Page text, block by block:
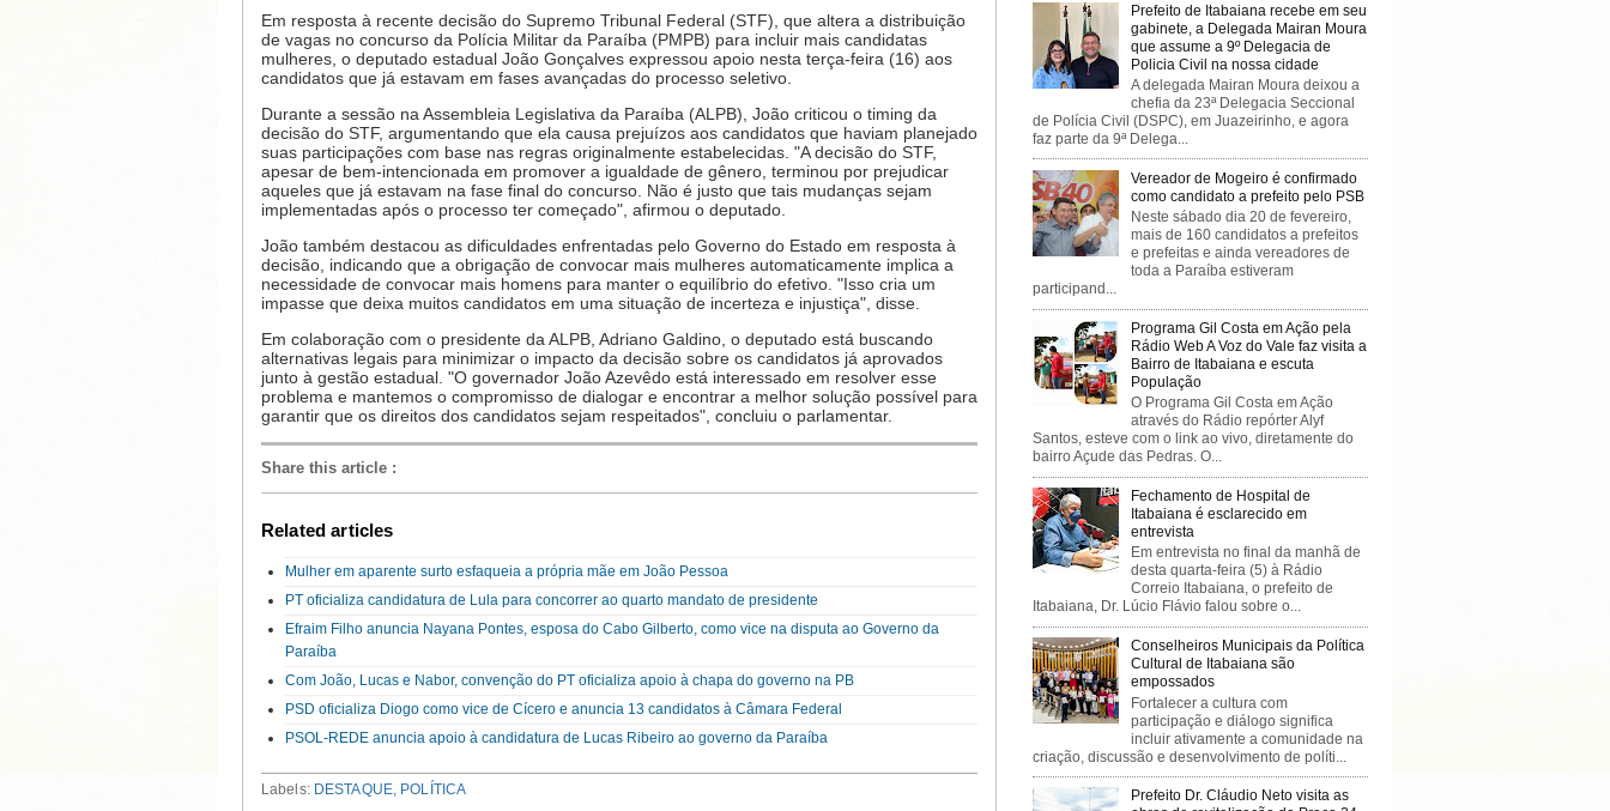
Em resposta à recente decisão do Supremo Tribunal Federal (STF), que altera a distribuição
de vagas no concurso da Polícia Militar da Paraíba (PMPB) para incluir mais candidatas
mulheres, o deputado estadual João Gonçalves expressou apoio nesta terça-feira (16) aos
candidatos que já estavam em fases avançadas do processo seletivo.
Durante a sessão na Assembleia Legislativa da Paraíba (ALPB), João criticou o timing da
decisão do STF, argumentando que ela causa prejuízos aos candidatos que haviam planejado
suas participações com base nas regras originalmente estabelecidas. "A decisão do STF,
apesar de bem-intencionada em promover a igualdade de gênero, terminou por prejudicar
aqueles que já estavam na fase final do concurso. Não é justo que tais mudanças sejam
implementadas após o processo ter começado", afirmou o deputado.
João também destacou as dificuldades enfrentadas pelo Governo do Estado em resposta à
decisão, indicando que a obrigação de convocar mais mulheres automaticamente implica a
necessidade de convocar mais homens para manter o equilíbrio do efetivo. "Isso cria um
impasse que deixa muitos candidatos em uma situação de incerteza e injustiça", disse.
Em colaboração com o presidente da ALPB, Adriano Galdino, o deputado está buscando
alternativas legais para minimizar o impacto da decisão sobre os candidatos já aprovados
junto à gestão estadual. "O governador João Azevêdo está interessado em resolver esse
problema e mantemos o compromisso de dialogar e encontrar a melhor solução possível para
garantir que os direitos dos candidatos sejam respeitados", concluiu o parlamentar.
Share this article :
Related articles
Mulher em aparente surto esfaqueia a própria mãe em João Pessoa
PT oficializa candidatura de Lula para concorrer ao quarto mandato de presidente
Efraim Filho anuncia Nayana Pontes, esposa do Cabo Gilberto, como vice na disputa ao Governo da
Paraíba
Com João, Lucas e Nabor, convenção do PT oficializa apoio à chapa do governo na PB
PSD oficializa Diogo como vice de Cícero e anuncia 13 candidatos à Câmara Federal
PSOL-REDE anuncia apoio à candidatura de Lucas Ribeiro ao governo da Paraíba
Labels: DESTAQUE, POLÍTICA
Prefeito de Itabaiana recebe em seu
gabinete, a Delegada Mairan Moura
que assume a 9º Delegacia de
Policia Civil na nossa cidade
A delegada Mairan Moura deixou a
chefia da 23ª Delegacia Seccional
de Polícia Civil (DSPC), em Juazeirinho, e agora
faz parte da 9ª Delega...
Vereador de Mogeiro é confirmado
como candidato a prefeito pelo PSB
Neste sábado dia 20 de fevereiro,
mais de 160 candidatos a prefeitos
e prefeitas e ainda vereadores de
toda a Paraíba estiveram
participand...
Programa Gil Costa em Ação pela
Rádio Web A Voz do Vale faz visita a
Bairro de Itabaiana e escuta
População
O Programa Gil Costa em Ação
através do Rádio repórter Alyf
Santos, esteve com o link ao vivo, diretamente do
bairro Açude das Pedras. O...
Fechamento de Hospital de
Itabaiana é esclarecido em
entrevista
Em entrevista no final da manhã de
desta quarta-feira (5) à Rádio
Correio Itabaiana, o prefeito de
Itabaiana, Dr. Lúcio Flávio falou sobre o...
Conselheiros Municipais da Política
Cultural de Itabaiana são
empossados
Fortalecer a cultura com
participação e diálogo significa
incluir ativamente a comunidade na
criação, discussão e desenvolvimento de políti...
Prefeito Dr. Cláudio Neto visita as